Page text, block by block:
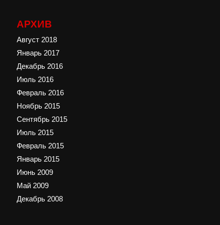
АРХИВ
Август 2018
Январь 2017
Декабрь 2016
Июль 2016
Февраль 2016
Ноябрь 2015
Сентябрь 2015
Июль 2015
Февраль 2015
Январь 2015
Июнь 2009
Май 2009
Декабрь 2008